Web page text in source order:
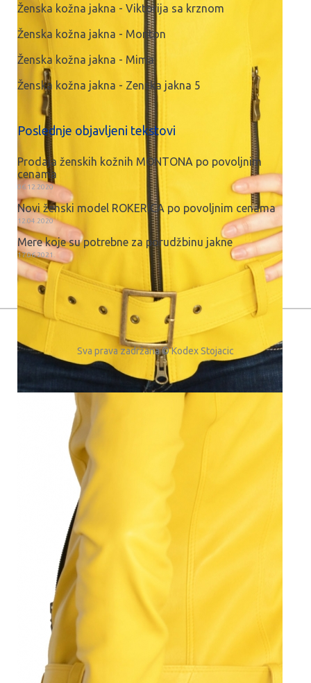
Ženska kožna jakna - Viktorija sa krznom
Ženska kožna jakna - Monton
Ženska kožna jakna - Mima
Ženska kožna jakna - Zenska jakna 5
Poslednje objavljeni tekstovi
Prodaja ženskih kožnih MONTONA po povoljnim
cenama
06.12.2020
Novi ženski model ROKERICA po povoljnim cenama
12.04.2020
Mere koje su potrebne za porudžbinu jakne
17.06.2021.
Sva prava zadržana © Kodex Stojacic